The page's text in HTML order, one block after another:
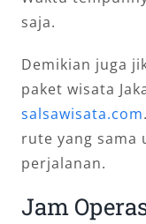
saja.
Demikian juga
paket wisata
salsawisata.com
rute yang sama
perjalanan.
Jam